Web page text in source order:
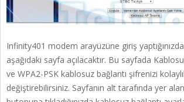
Infinity401 modem arayüzüne giriş
aşağıdaki sayfa açılacaktır. Bu sayfada
ve WPA2-PSK kablosuz bağlantı şifrenizi
değiştirebilirsiniz. Sayfanın alt tarafında yer